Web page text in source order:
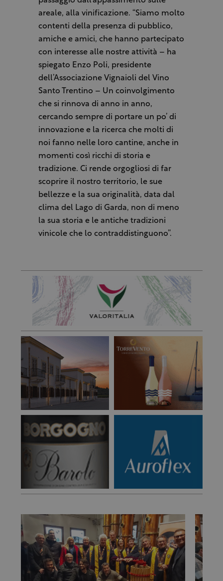
areale, alla vinificazione. “Siamo molto
contenti della presenza di pubblico,
amiche e amici, che hanno partecipato
con interesse alle nostre attività – ha
spiegato Enzo Poli, presidente
dell’Associazione Vignaioli del Vino
Santo Trentino – Un coinvolgimento
che si rinnova di anno in anno,
cercando sempre di portare un po’ di
innovazione e la ricerca che molti di
noi fanno nelle loro cantine, anche in
momenti così ricchi di storia e
tradizione. Ci rende orgogliosi di far
scoprire il nostro territorio, le sue
bellezze e la sua originalità, data dal
clima del Lago di Garda, non di meno
la sua storia e le antiche tradizioni
vinicole che lo contraddistinguono”.